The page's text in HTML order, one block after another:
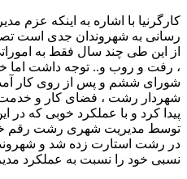
کارگرنیا با اشاره به اینکه
رسانی به شهروندان جدی است
از این طی چند سال فقط به
، رفت و روب و‌.. توجه داشت اما
شورای ششم و پس از روی کار
شهردار رشت ، فضای کار و
توسط مدیریت شهری رشت رقم
در رشت استارت زده شد و
نسبی خود را نسبت به عملکرد